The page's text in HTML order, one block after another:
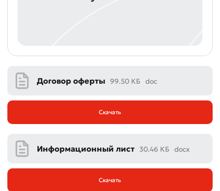
Договор оферты 99.50 КБ doc
Скачать
Информационный лист 30.46 КБ docx
Скачать